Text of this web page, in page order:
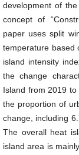
development of
concept of
paper uses split
temperature based
island intensity
the change
Island from 2019 to
the proportion of
change, including
The overall heat
island area is